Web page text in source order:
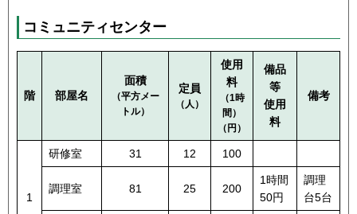
コミュニティセンター
階 部屋名
面積
（平方メー
トル）
定員
（人）
使用
料
（1時
間）
（円）
備品
等
使用
料
備考
1
研修室 31 12 100
調理室 81 25 200
1時間
50円
調理
台5台